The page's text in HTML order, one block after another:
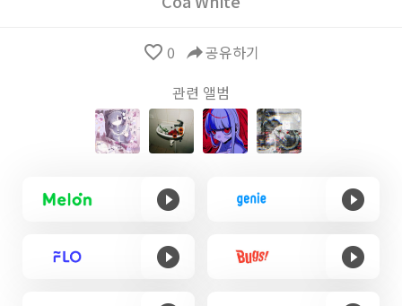
favorite_border 0 reply공유하기
관련 앨범